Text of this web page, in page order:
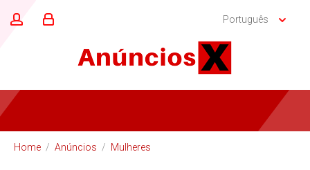
Português
Home / Anúncios / Mulheres